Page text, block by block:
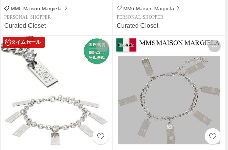
MM6 Maison Margiela
PERSONAL SHOPPER
Curated Closet
MM6 Maison Margiela
PERSONAL SHOPPER
Curated Closet
タイムセール